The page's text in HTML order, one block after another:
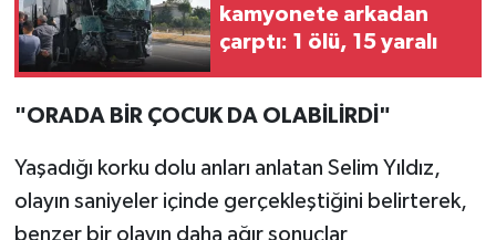
kamyonete arkadan
çarptı: 1 ölü, 15 yaralı
"ORADA BİR ÇOCUK DA OLABİLİRDİ"
Yaşadığı korku dolu anları anlatan Selim Yıldız,
olayın saniyeler içinde gerçekleştiğini belirterek,
benzer bir olayın daha ağır sonuçlar